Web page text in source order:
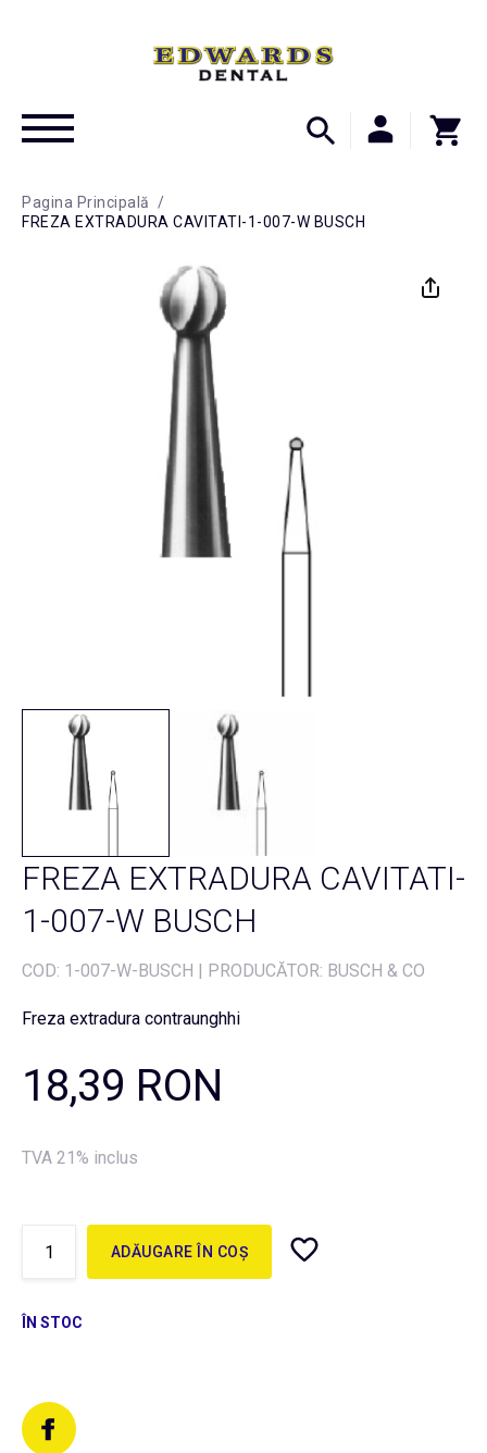
Pagina Principală
/
FREZA EXTRADURA CAVITATI-1-007-W BUSCH
FREZA EXTRADURA CAVITATI-
1-007-W BUSCH
COD: 1-007-W-BUSCH | PRODUCĂTOR: BUSCH & CO
Freza extradura contraunghhi
18,39 RON
TVA 21% inclus
ADĂUGARE ÎN COȘ
ÎN STOC